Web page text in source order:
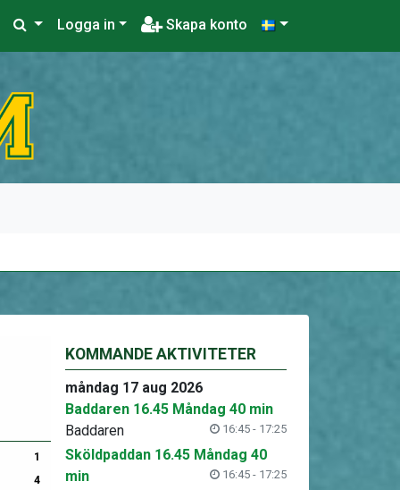
Logga in Skapa konto
1
4
KOMMANDE AKTIVITETER
måndag 17 aug 2026
Baddaren 16.45 Måndag 40 min
16:45 - 17:25
Baddaren
Sköldpaddan 16.45 Måndag 40
min
16:45 - 17:25